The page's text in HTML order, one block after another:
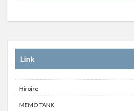
Link
Hiroiro
MEMO TANK